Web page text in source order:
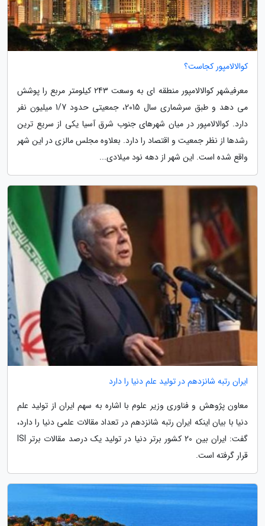
کوالالامپور کجاست؟
معرفیشهر کوالالامپور منطقه ای به وسعت 243 کیلومتر مربع را پوشش
می دهد و طبق سرشماری سال 2015، جمعیتی حدود 1/7 میلیون نفر
دارد. کوالالامپور در میان شهرهای جنوب شرق آسیا یکی از سریع ترین
رشدها از نظر جمعیت و اقتصاد را دارد. بعلاوه مجلس مالزی در این شهر
واقع شده است. این شهر از دهه نود میلادی...
ایران رتبه شانزدهم در تولید علم دنیا را دارد
معاون پژوهش و فناوری وزیر علوم با اشاره به سهم ایران از تولید علم
دنیا با بیان اینکه ایران رتبه شانزدهم در تعداد مقالات علمی دنیا را دارد،
گفت: ایران بین 20 کشور برتر دنیا در تولید یک درصد مقالات برتر ISI
قرار گرفته است.